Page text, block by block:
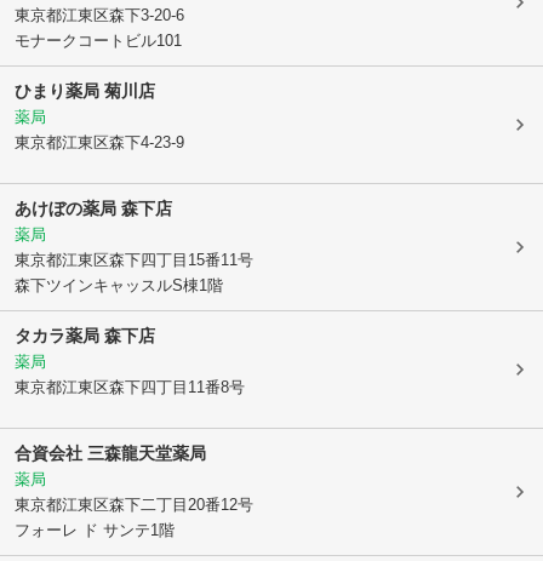
東京都江東区森下3-20-6
モナークコートビル101
ひまり薬局 菊川店
薬局
東京都江東区森下4-23-9
あけぼの薬局 森下店
薬局
東京都江東区森下四丁目15番11号
森下ツインキャッスルS棟1階
タカラ薬局 森下店
薬局
東京都江東区森下四丁目11番8号
合資会社 三森龍天堂薬局
薬局
東京都江東区森下二丁目20番12号
フォーレ ド サンテ1階